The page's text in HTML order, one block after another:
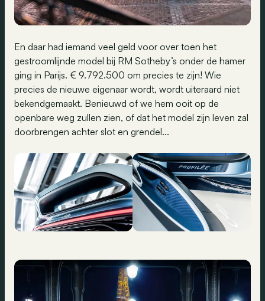
En daar had iemand veel geld voor over toen het
gestroomlijnde model bij RM Sotheby’s onder de hamer
ging in Parijs. € 9.792.500 om precies te zijn! Wie
precies de nieuwe eigenaar wordt, wordt uiteraard niet
bekendgemaakt. Benieuwd of we hem ooit op de
openbare weg zullen zien, of dat het model zijn leven zal
doorbrengen achter slot en grendel...